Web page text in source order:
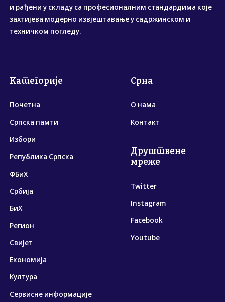
и рађени у складу са професионалним стандардима које
захтијева модерно извјештавање у садржинском и
техничком погледу.
Категорије
Почетна
Српска памти
Избори
Република Српска
ФБиХ
Србија
БиХ
Регион
Свијет
Економија
Култура
Сервисне информације
Срна
О нама
Контакт
Друштвене
мреже
Twitter
Instagram
Facebook
Youtube